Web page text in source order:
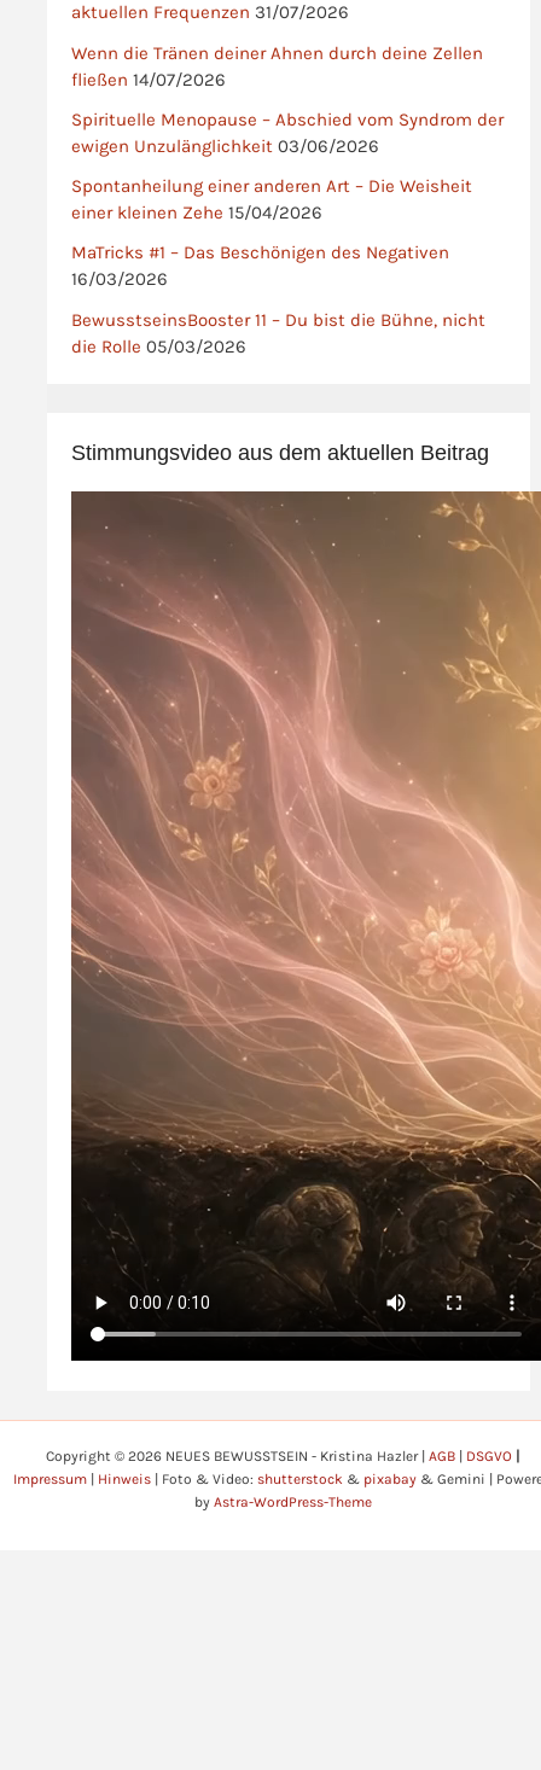
aktuellen Frequenzen 31/07/2026
Wenn die Tränen deiner Ahnen durch deine Zellen
fließen 14/07/2026
Spirituelle Menopause – Abschied vom Syndrom der
ewigen Unzulänglichkeit 03/06/2026
Spontanheilung einer anderen Art – Die Weisheit
einer kleinen Zehe 15/04/2026
MaTricks #1 – Das Beschönigen des Negativen
16/03/2026
BewusstseinsBooster 11 – Du bist die Bühne, nicht
die Rolle 05/03/2026
Stimmungsvideo aus dem aktuellen Beitrag
Copyright © 2026 NEUES BEWUSSTSEIN - Kristina Hazler | AGB DSGVO
Impressum
Hinweis | Foto & Video: shutterstock & pixabay & Gemini |
by Astra-WordPress-Theme